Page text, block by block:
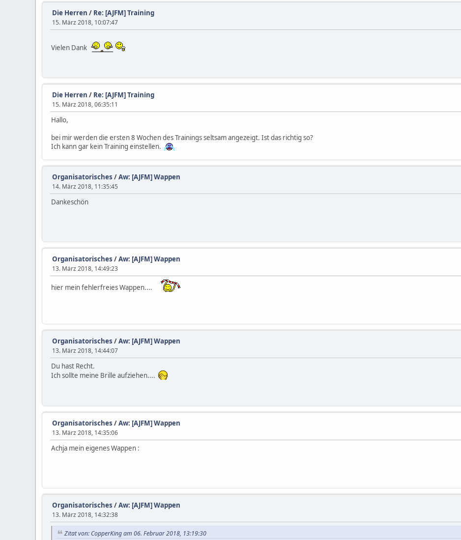
Die Herren / Re: [AJFM] Training
15. März 2018, 10:07:47
Vielen Dank
Die Herren / Re: [AJFM] Training
15. März 2018, 06:35:11
Hallo,
bei mir werden die ersten 8 Wochen des Trainings seltsam angezeigt. Ist das richtig so?
Ich kann gar kein Training einstellen.
Organisatorisches /Aw: [AJFM] Wappen
14. März 2018, 11:35:45
Dankeschön
Organisatorisches /Aw: [AJFM] Wappen
13. März 2018, 14:49:23
hier mein fehlerfreies Wappen....
Organisatorisches /Aw: [AJFM] Wappen
13. März 2018, 14:44:07
Du hast Recht.
Ich sollte meine Brille aufziehen....
Organisatorisches /Aw: [AJFM] Wappen
13. März 2018, 14:35:06
Achja mein eigenes Wappen :
Organisatorisches /Aw: [AJFM] Wappen
13. März 2018, 14:32:38
Zitat von: CopperKing am 06. Februar 2018, 13:19:30